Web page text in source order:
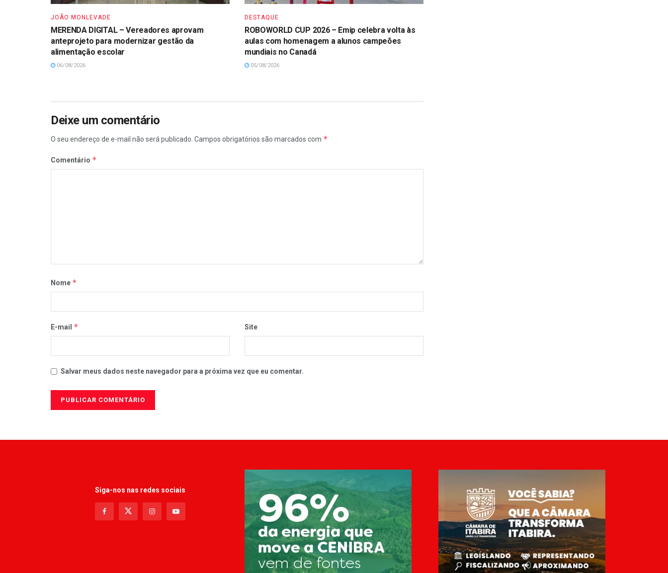
JOÃO MONLEVADE
MERENDA DIGITAL – Vereadores aprovam
anteprojeto para modernizar gestão da
alimentação escolar
06/08/2026
DESTAQUE
ROBOWORLD CUP 2026 – Emip celebra volta às
aulas com homenagem a alunos campeões
mundiais no Canadá
05/08/2026
Deixe um comentário
O seu endereço de e-mail não será publicado. Campos obrigatórios são marcados com *
Comentário *
Nome *
E-mail * Site
Salvar meus dados neste navegador para a próxima vez que eu comentar.
Siga-nos nas redes sociais